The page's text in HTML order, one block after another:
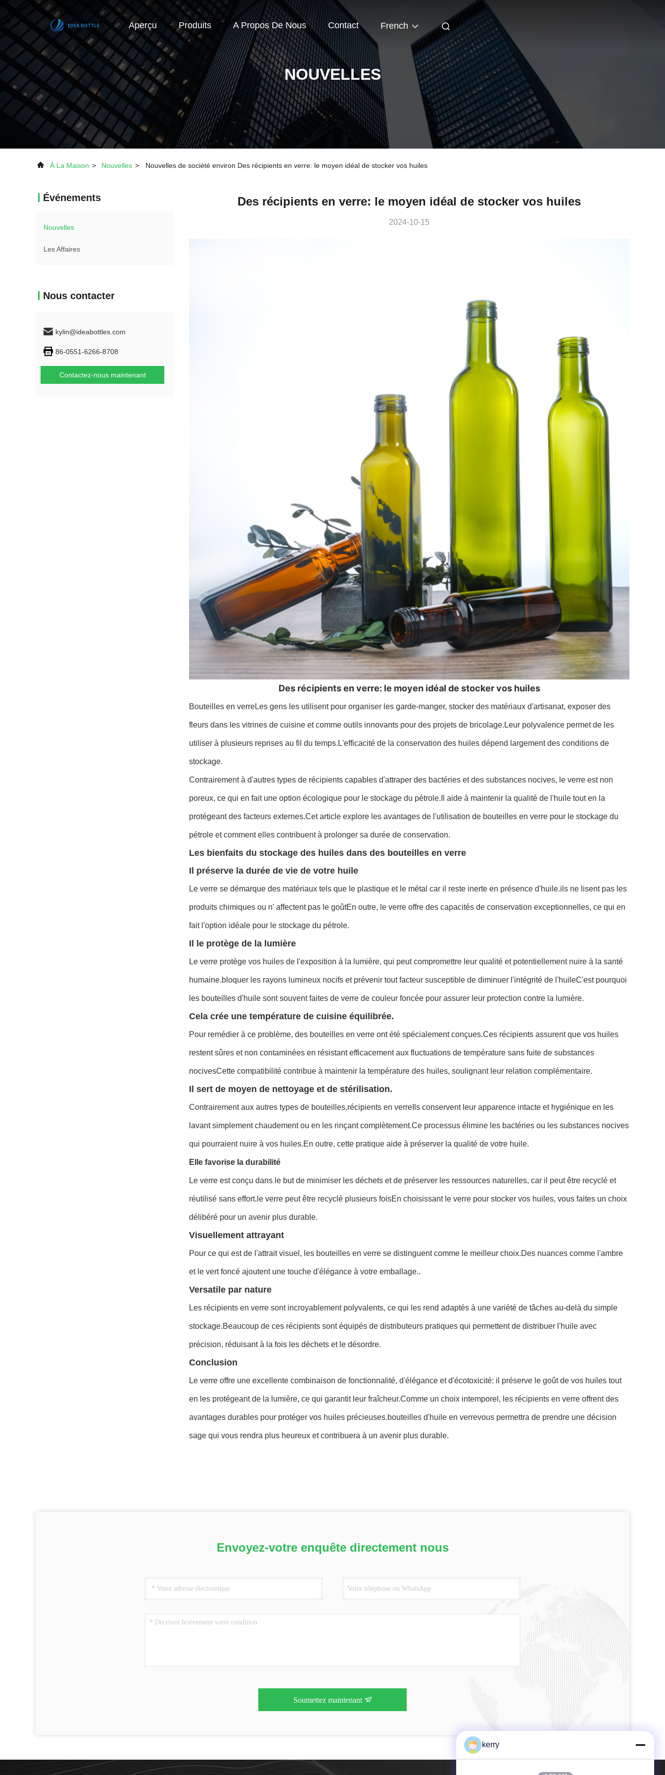
Aperçu Produits A Propos De Nous Contact French
NOUVELLES
À La Maison > Nouvelles > Nouvelles de société environ Des récipients en verre: le moyen idéal de stocker vos huiles
Événements
Nouvelles
Les Affaires
Nous contacter
kylin@ideabottles.com
86-0551-6266-8708
Contactez-nous maintenant
Des récipients en verre: le moyen idéal de stocker vos huiles
2024-10-15
Des récipients en verre: le moyen idéal de stocker vos huiles
Bouteilles en verreLes gens les utilisent pour organiser les garde-manger, stocker des matériaux d'artisanat, exposer des
fleurs dans les vitrines de cuisine et comme outils innovants pour des projets de bricolage.Leur polyvalence permet de les
utiliser à plusieurs reprises au fil du temps.L'efficacité de la conservation des huiles dépend largement des conditions de
stockage.
Contrairement à d'autres types de récipients capables d'attraper des bactéries et des substances nocives, le verre est non
poreux, ce qui en fait une option écologique pour le stockage du pétrole.Il aide à maintenir la qualité de l'huile tout en la
protégeant des facteurs externes.Cet article explore les avantages de l'utilisation de bouteilles en verre pour le stockage du
pétrole et comment elles contribuent à prolonger sa durée de conservation.
Les bienfaits du stockage des huiles dans des bouteilles en verre
Il préserve la durée de vie de votre huile
Le verre se démarque des matériaux tels que le plastique et le métal car il reste inerte en présence d'huile.ils ne lisent pas les
produits chimiques ou n' affectent pas le goûtEn outre, le verre offre des capacités de conservation exceptionnelles, ce qui en
fait l'option idéale pour le stockage du pétrole.
Il le protège de la lumière
Le verre protège vos huiles de l'exposition à la lumière, qui peut compromettre leur qualité et potentiellement nuire à la santé
humaine.bloquer les rayons lumineux nocifs et prévenir tout facteur susceptible de diminuer l'intégrité de l'huileC'est pourquoi
les bouteilles d'huile sont souvent faites de verre de couleur foncée pour assurer leur protection contre la lumière.
Cela crée une température de cuisine équilibrée.
Pour remédier à ce problème, des bouteilles en verre ont été spécialement conçues.Ces récipients assurent que vos huiles
restent sûres et non contaminées en résistant efficacement aux fluctuations de température sans fuite de substances
nocivesCette compatibilité contribue à maintenir la température des huiles, soulignant leur relation complémentaire.
Il sert de moyen de nettoyage et de stérilisation.
Contrairement aux autres types de bouteilles,récipients en verre Ils conservent leur apparence intacte et hygiénique en les
lavant simplement chaudement ou en les rinçant complètement.Ce processus élimine les bactéries ou les substances nocives
qui pourraient nuire à vos huiles.En outre, cette pratique aide à préserver la qualité de votre huile.
Elle favorise la durabilité
Le verre est conçu dans le but de minimiser les déchets et de préserver les ressources naturelles, car il peut être recyclé et
réutilisé sans effort.le verre peut être recyclé plusieurs foisEn choisissant le verre pour stocker vos huiles, vous faites un choix
délibéré pour un avenir plus durable.
Visuellement attrayant
Pour ce qui est de l'attrait visuel, les bouteilles en verre se distinguent comme le meilleur choix.Des nuances comme l'ambre
et le vert foncé ajoutent une touche d'élégance à votre emballage..
Versatile par nature
Les récipients en verre sont incroyablement polyvalents, ce qui les rend adaptés à une variété de tâches au-delà du simple
stockage.Beaucoup de ces récipients sont équipés de distributeurs pratiques qui permettent de distribuer l'huile avec
précision, réduisant à la fois les déchets et le désordre.
Conclusion
Le verre offre une excellente combinaison de fonctionnalité, d'élégance et d'écotoxicité: il préserve le goût de vos huiles tout
en les protégeant de la lumière, ce qui garantit leur fraîcheur.Comme un choix intemporel, les récipients en verre offrent des
avantages durables pour protéger vos huiles précieuses.bouteilles d'huile en verrevous permettra de prendre une décision
sage qui vous rendra plus heureux et contribuera à un avenir plus durable.
Envoyez-votre enquête directement nous
Soumettez maintenant
kerry